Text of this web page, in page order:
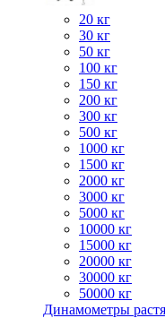
20 кг
30 кг
50 кг
100 кг
150 кг
200 кг
300 кг
500 кг
1000 кг
1500 кг
2000 кг
3000 кг
5000 кг
10000 кг
15000 кг
20000 кг
30000 кг
50000 кг
Динамометры